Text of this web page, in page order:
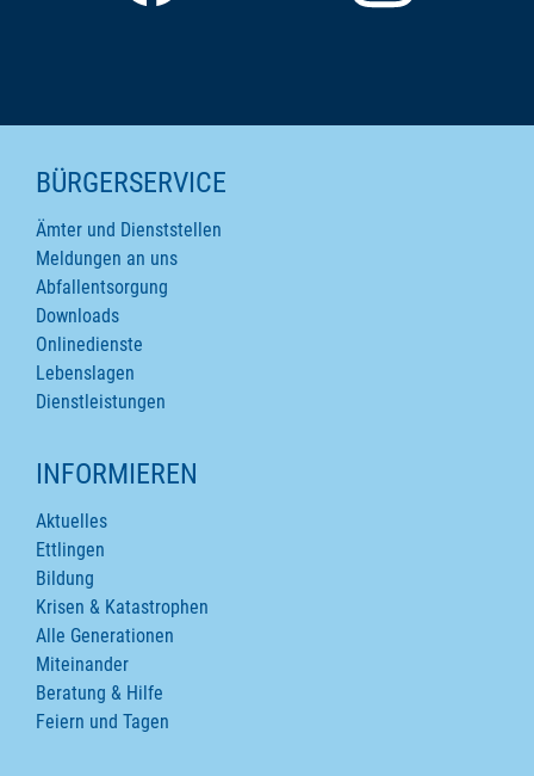
SEITENINHALTE
BÜRGERSERVICE
Ämter und Dienststellen
Meldungen an uns
Abfallentsorgung
Downloads
Onlinedienste
Lebenslagen
Dienstleistungen
INFORMIEREN
Aktuelles
Ettlingen
Bildung
Krisen & Katastrophen
Alle Generationen
Miteinander
Beratung & Hilfe
Feiern und Tagen